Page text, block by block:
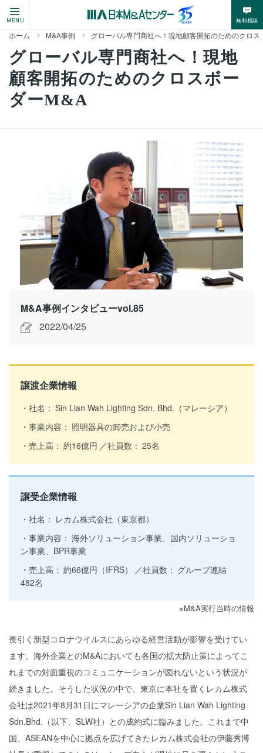
MENU 無料相談
ホーム M&A事例 グローバル専門商社へ！現地顧客開拓のためのクロス
グローバル専門商社へ！現地
顧客開拓のためのクロスボー
ダーM&A
M&A事例インタビューvol.85
2022/04/25
譲渡企業情報
社名： Sin Lian Wah Lighting Sdn. Bhd.（マレーシア）
事業内容： 照明器具の卸売および小売
売上高： 約16億円 社員数： 25名
譲受企業情報
社名： レカム株式会社（東京都）
事業内容： 海外ソリューション事業、国内ソリューショ
ン事業、BPR事業
売上高： 約66億円（IFRS） 社員数： グループ連結
482名
※M&A実行当時の情報
長引く新型コロナウイルスにあらゆる経営活動が影響を受けてい
ます。海外企業とのM&Aにおいても各国の拡大防止策によってこ
れまでの対面重視のコミュニケーションが図れないという状況が
続きました。そうした状況の中で、東京に本社を置くレカム株式
会社は2021年8月31日にマレーシアの企業Sin Lian Wah Lighting
Sdn.Bhd.（以下、SLW社）との成約式に臨みました。これまで中
国、ASEANを中心に拠点を広げてきたレカム株式会社の伊藤秀博